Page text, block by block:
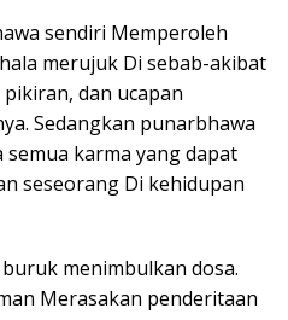
sendiri Memperoleh
merujuk Di sebab-akibat
dan ucapan
Sedangkan punarbhawa
karma yang dapat
seseorang Di kehidupan
menimbulkan dosa.
Merasakan penderitaan